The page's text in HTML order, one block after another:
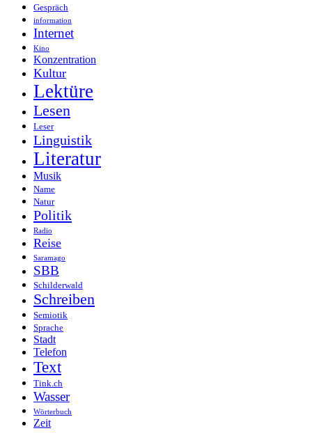
Gespräch
information
Internet
Kino
Konzentration
Kultur
Lektüre
Lesen
Leser
Linguistik
Literatur
Musik
Name
Natur
Politik
Radio
Reise
Saramago
SBB
Schilderwald
Schreiben
Semiotik
Sprache
Stadt
Telefon
Text
Tink.ch
Wasser
Wörterbuch
Zeit